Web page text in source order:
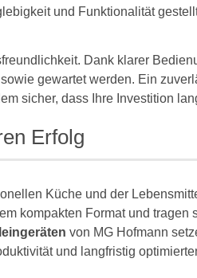
und Funktionalität
Dank klarer
gewartet werden. Ein
sicher, dass Ihre Investition
Erfolg
Küche und der
kompakten Format und tragen
von MG Hofmann
und langfristig